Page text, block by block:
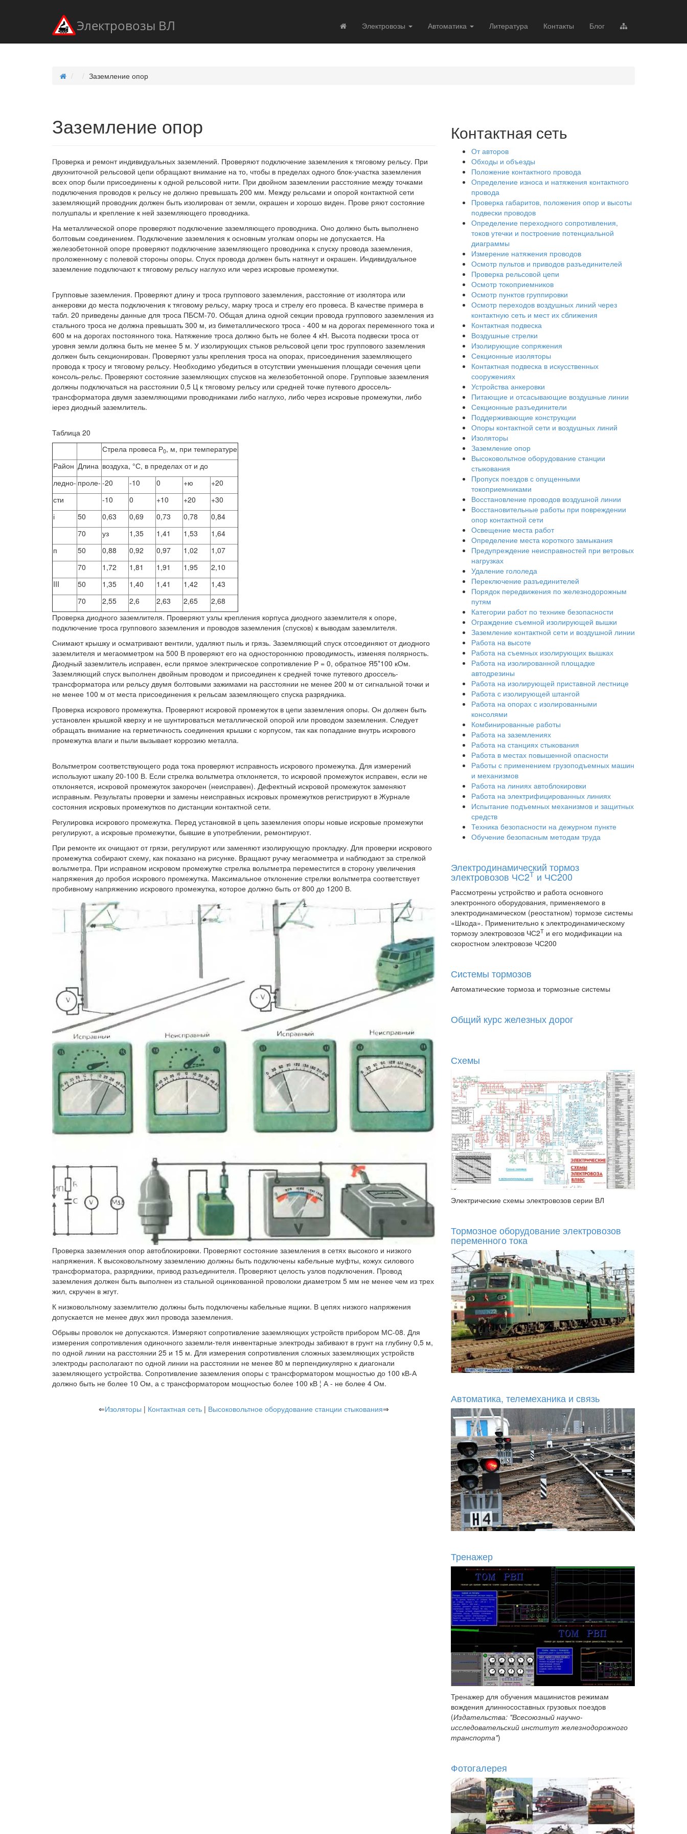
Электровозы ВЛ Электровозы Автоматика Литература Контакты Блог
Заземление опор
Заземление опор
Проверка и ремонт индивидуальных заземлений. Проверяют подключение заземления к тяговому рельсу. При
двухниточной рельсовой цепи обращают внимание на то, чтобы в пределах одного блок-участка заземления
всех опор были присоединены к одной рельсовой нити. При двойном заземлении расстояние между точками
подключения проводов к рельсу не должно превышать 200 мм. Между рельсами и опорой контактной сети
заземляющий проводник должен быть изолирован от земли, окрашен и хорошо виден. Прове ряют состояние
полушпалы и крепление к ней заземляющего проводника.
На металлической опоре проверяют подключение заземляющего проводника. Оно должно быть выполнено
болтовым соединением. Подключение заземления к основным уголкам опоры не допускается. На
железобетонной опоре проверяют подключение заземляющего проводника к спуску провода заземления,
проложенному с полевой стороны опоры. Спуск провода должен быть натянут и окрашен. Индивидуальное
заземление подключают к тяговому рельсу наглухо или через искровые промежутки.
Групповые заземления. Проверяют длину и троса группового заземления, расстояние от изолятора или
анкеровки до места подключения к тяговому рельсу, марку троса и стрелу его провеса. В качестве примера в
табл. 20 приведены данные для троса ПБСМ-70. Общая длина одной секции провода группового заземления из
стального троса не должна превышать 300 м, из биметаллического троса - 400 м на дорогах переменного тока и
600 м на дорогах постоянного тока. Натяжение троса должно быть не более 4 кН. Высота подвески троса от
уровня земли должна быть не менее 5 м. У изолирующих стыков рельсовой цепи трос группового заземления
должен быть секционирован. Проверяют узлы крепления троса на опорах, присоединения заземляющего
провода к тросу и тяговому рельсу. Необходимо убедиться в отсутствии уменьшения площади сечения цепи
консоль-рельс. Проверяют состояние заземляющих спусков на железобетонной опоре. Групповые заземления
должны подключаться на расстоянии 0,5 Ц к тяговому рельсу или средней точке путевого дроссель-
трансформатора двумя заземляющими проводниками либо наглухо, либо через искровые промежутки, либо
іерез диодный заземлитель.
Таблица 20
Стрела провеса Р0, м, при температуре
Район Длина воздуха, °С, в пределах от и до
ледно- проле- -20 -10 0 +ю
+20
сти
-10 0 +10 +20
+30
і
50 0,63 0,69 0,73 0,78
0,84
70
уз 1,35 1,41 1,53
1,64
п
50 0,88 0,92 0,97 1,02
1,07
70
1,72 1,81 1,91 1,95
2,10
III
50 1,35 1,40 1,41 1,42
1,43
70
2,55 2,6 2,63 2,65
2,68
Проверка диодного заземлителя. Проверяют узлы крепления корпуса диодного заземлителя к опоре,
подключение троса группового заземления и проводов заземления (спусков) к выводам заземлителя.
Снимают крышку и осматривают вентили, удаляют пыль и грязь. Заземляющий спуск отсоединяют от диодного
заземлителя и мегаомметром на 500 В проверяют его на одностороннюю проводимость, изменяя полярность.
Диодный заземлитель исправен, если прямое электрическое сопротивление Р = 0, обратное Я5*100 кОм.
Заземляющий спуск выполнен двойным проводом и присоединен к средней точке путевого дроссель-
трансформатора или рельсу двумя болтовыми зажимами на расстоянии не менее 200 м от сигнальной точки и
не менее 100 м от места присоединения к рельсам заземляющего спуска разрядника.
Проверка искрового промежутка. Проверяют искровой промежуток в цепи заземления опоры. Он должен быть
установлен крышкой кверху и не шунтироваться металлической опорой или проводом заземления. Следует
обращать внимание на герметичность соединения крышки с корпусом, так как попадание внутрь искрового
промежутка влаги и пыли вызывает коррозию металла.
Вольтметром соответствующего рода тока проверяют исправность искрового промежутка. Для измерений
используют шкапу 20-100 В. Если стрелка вольтметра отклоняется, то искровой промежуток исправен, если не
отклоняется, искровой промежуток закорочен (неисправен). Дефектный искровой промежуток заменяют
исправным. Результаты проверки и замены неисправных искровых промежутков регистрируют в Журнале
состояния искровых промежутков по дистанции контактной сети.
Регулировка искрового промежутка. Перед установкой в цепь заземления опоры новые искровые промежутки
регулируют, а искровые промежутки, бывшие в употреблении, ремонтируют.
При ремонте их очищают от грязи, регулируют или заменяют изолирующую прокладку. Для проверки искрового
промежутка собирают схему, как показано на рисунке. Вращают ручку мегаомметра и наблюдают за стрелкой
вольтметра. При исправном искровом промежутке стрелка вольтметра переместится в сторону увеличения
напряжения до пробоя искрового промежутка. Максимальное отклонение стрелки вольтметра соответствует
пробивному напряжению искрового промежутка, которое должно быть от 800 до 1200 В.
Проверка заземления опор автоблокировки. Проверяют состояние заземления в сетях высокого и низкого
напряжения. К высоковольтному заземлению должны быть подключены кабельные муфты, кожух силового
трансформатора, разрядники, привод разъединителя. Проверяют целость узлов подключения. Провод
заземления должен быть выполнен из стальной оцинкованной проволоки диаметром 5 мм не менее чем из трех
жил, скручен в жгут.
К низковольтному заземлителю должны быть подключены кабельные ящики. В цепях низкого напряжения
допускается не менее двух жил провода заземления.
Обрывы проволок не допускаются. Измеряют сопротивление заземляющих устройств прибором МС-08. Для
измерения сопротивления одиночного заземли-теля инвентарные электроды забивают в грунт на глубину 0,5 м,
по одной линии на расстоянии 25 и 15 м. Для измерения сопротивления сложных заземляющих устройств
электроды располагают по одной линии на расстоянии не менее 80 м перпендикулярно к диагонали
заземляющего устройства. Сопротивление заземления опоры с трансформатором мощностью до 100 кВ-А
должно быть не более 10 Ом, а с трансформатором мощностью более 100 кВ ¦ А - не более 4 Ом.
⇐Изоляторы | Контактная сеть | Высоковольтное оборудование станции стыкования⇒
Контактная сеть
От авторов
Обходы и объезды
Положение контактного провода
Определение износа и натяжения контактного
провода
Проверка габаритов, положения опор и высоты
подвески проводов
Определение переходного сопротивления,
токов утечки и построение потенциальной
диаграммы
Измерение натяжения проводов
Осмотр пультов и приводов разъединителей
Проверка рельсовой цепи
Осмотр токоприемников
Осмотр пунктов группировки
Осмотр переходов воздушных линий через
контактную сеть и мест их сближения
Контактная подвеска
Воздушные стрелки
Изолирующие сопряжения
Секционные изоляторы
Контактная подвеска в искусственных
сооружениях
Устройства анкеровки
Питающие и отсасывающие воздушные линии
Секционные разъединители
Поддерживающие конструкции
Опоры контактной сети и воздушных линий
Изоляторы
Заземление опор
Высоковольтное оборудование станции
стыкования
Пропуск поездов с опущенными
токоприемниками
Восстановление проводов воздушной линии
Восстановительные работы при повреждении
опор контактной сети
Освещение места работ
Определение места короткого замыкания
Предупреждение неисправностей при ветровых
нагрузках
Удаление гололеда
Переключение разъединителей
Порядок передвижения по железнодорожным
путям
Категории работ по технике безопасности
Ограждение съемной изолирующей вышки
Заземление контактной сети и воздушной линии
Работа на высоте
Работа на съемных изолирующих вышках
Работа на изолированной площадке
автодрезины
Работа на изолирующей приставной лестнице
Работа с изолирующей штангой
Работа на опорах с изолированными
консолями
Комбинированные работы
Работа на заземлениях
Работа на станциях стыкования
Работа в местах повышенной опасности
Работы с применением грузоподъемных машин
и механизмов
Работа на линиях автоблокировки
Работа на электрифицированных линиях
Испытание подъемных механизмов и защитных
средств
Техника безопасности на дежурном пункте
Обучение безопасным методам труда
Электродинамический тормоз
электровозов ЧС2Т и ЧС200
Рассмотрены устройство и работа основного
электронного оборудования, применяемого в
электродинамическом (реостатном) тормозе системы
«Шкода». Применительно к электродинамическому
тормозу электровозов ЧС2Т и его модификации на
скоростном электровозе ЧС200
Системы тормозов
Автоматические тормоза и тормозные системы
Общий курс железных дорог
Схемы
Электрические схемы электровозов серии ВЛ
Тормозное оборудование электровозов
переменного тока
Автоматика, телемеханика и связь
Тренажер
Тренажер для обучения машинистов режимам
вождения длинносоставных грузовых поездов
(Издательства: "Всесоюзный научно-
исследовательский институт железнодорожного
транспорта")
Фотогалерея